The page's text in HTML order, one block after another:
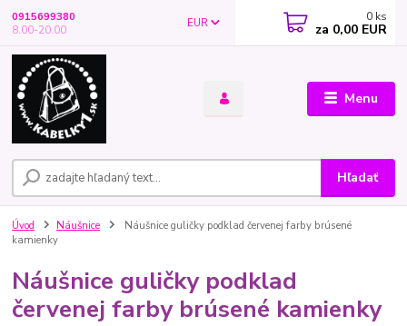
Menu
EUR
Hľadať
0915699380
8.00-20.00
0 ks
za 0,00 EUR
Úvod Náušnice
Náušnice guličky podklad červenej farby brúsené
kamienky
Náušnice guličky podklad
červenej farby brúsené kamienky